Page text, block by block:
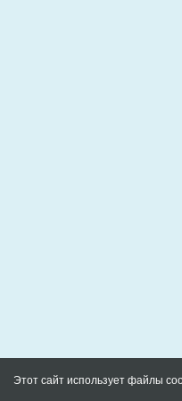
Этот сайт использует файлы